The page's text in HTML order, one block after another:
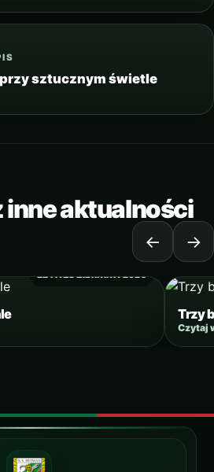
sztucznym świetle
inne aktualności
← →
22 PAŹDZIERNIKA 2025
Trzy
Czytaj